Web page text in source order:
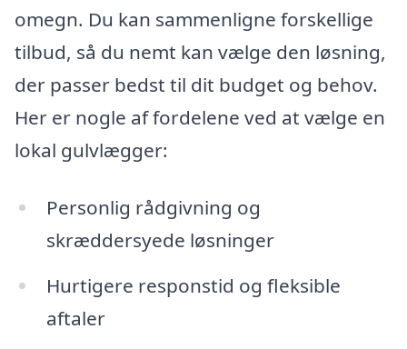
omegn. Du kan sammenligne forskellige
tilbud, så du nemt kan vælge den løsning,
der passer bedst til dit budget og behov.
Her er nogle af fordelene ved at vælge en
lokal gulvlægger:
Personlig rådgivning og
skræddersyede løsninger
Hurtigere responstid og fleksible
aftaler